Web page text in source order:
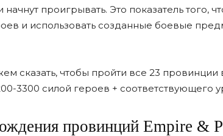
проигрывать. Это показатель того,
и использовать созданные боевые
сказать, чтобы пройти все 23 провинции
3300 силой героев + соответствующего
провинций Empire &